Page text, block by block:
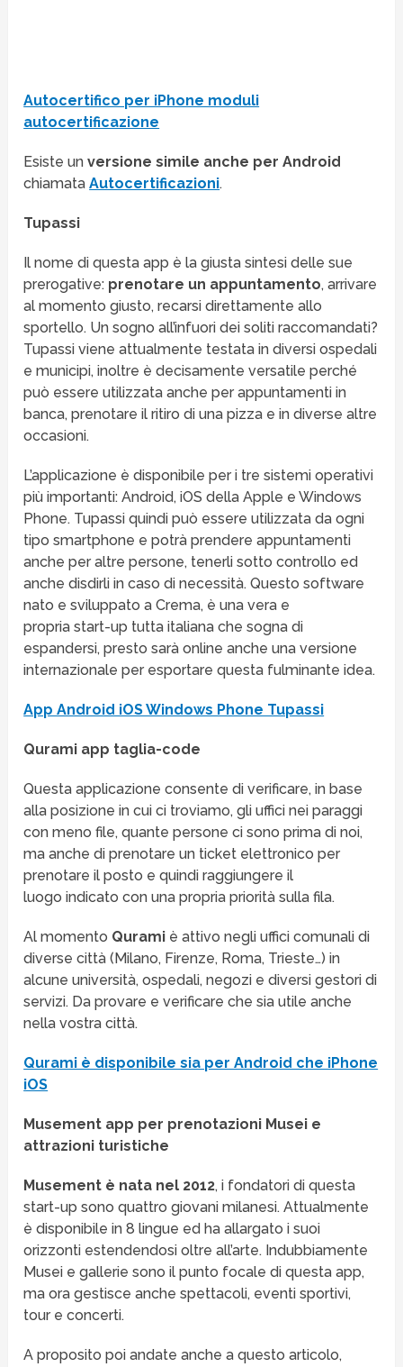
Autocertifico per iPhone moduli
autocertificazione
Esiste unversione simile anche per Android
chiamataAutocertificazioni.
Tupassi
Il nome di questa app è la giusta sintesi delle sue
prerogative: prenotare un appuntamento, arrivare
al momento giusto, recarsi direttamente allo
sportello. Un sogno all’infuori dei soliti raccomandati?
Tupassi viene attualmente testata in diversi ospedali
e municipi, inoltre è decisamente versatile perché
può essere utilizzata anche per appuntamenti in
banca, prenotare il ritiro di una pizza e in diverse altre
occasioni.
L’applicazione è disponibile per i tre sistemi operativi
più importanti: Android, iOS della Apple e Windows
Phone. Tupassi quindi può essere utilizzata da ogni
tipo smartphone e potrà prendere appuntamenti
anche per altre persone, tenerli sotto controllo ed
anche disdirli in caso di necessità. Questo software
nato e sviluppato a Crema, è una vera e
propria start-up tutta italiana che sogna di
espandersi, presto sarà online anche una versione
internazionale per esportare questa fulminante idea.
App Android iOS Windows Phone Tupassi
Qurami app taglia-code
Questa applicazione consente di verificare, in base
alla posizione in cui ci troviamo, gli uffici nei paraggi
con meno file, quante persone ci sono prima di noi,
ma anche di prenotare un ticket elettronico per
prenotare il posto e quindi raggiungere il
luogo indicato con una propria priorità sulla fila.
Al momento Qurami è attivo negli uffici comunali di
diverse città (Milano, Firenze, Roma, Trieste…) in
alcune università, ospedali, negozi e diversi gestori di
servizi. Da provare e verificare che sia utile anche
nella vostra città.
Qurami è disponibile sia per Android che iPhone
iOS
Musement app per prenotazioni Musei e
attrazioni turistiche
Musement è nata nel 2012, i fondatori di questa
start-up sono quattro giovani milanesi. Attualmente
è disponibile in 8 lingue ed ha allargato i suoi
orizzonti estendendosi oltre all’arte. Indubbiamente
Musei e gallerie sono il punto focale di questa app,
ma ora gestisce anche spettacoli, eventi sportivi,
tour e concerti.
A proposito poi andate anche a questo articolo,